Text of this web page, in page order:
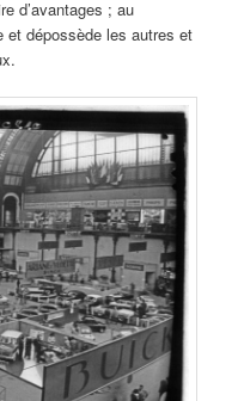
d’avantages ; au
et dépossède les autres et